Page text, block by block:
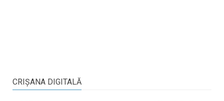
CRIŞANA DIGITALĂ